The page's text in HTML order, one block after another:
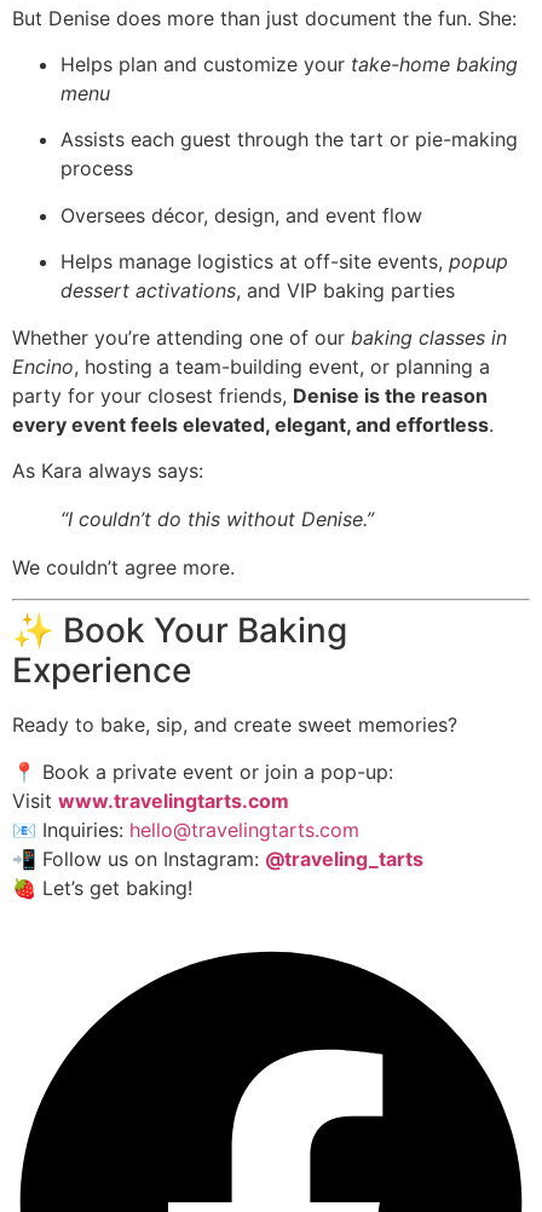
But Denise does more than just document the fun. She:
Helps plan and customize your take-home baking
menu
Assists each guest through the tart or pie-making
process
Oversees décor, design, and event flow
Helps manage logistics at off-site events, popup
dessert activations, and VIP baking parties
Whether you’re attending one of our baking classes in
Encino, hosting a team-building event, or planning a
party for your closest friends, Denise is the reason
every event feels elevated, elegant, and effortless.
As Kara always says:
“I couldn’t do this without Denise.”
We couldn’t agree more.
✨ Book Your Baking
Experience
Ready to bake, sip, and create sweet memories?
📍 Book a private event or join a pop-up:
Visit www.travelingtarts.com
📧 Inquiries: hello@travelingtarts.com
📲 Follow us on Instagram: @traveling_tarts
🍓 Let’s get baking!